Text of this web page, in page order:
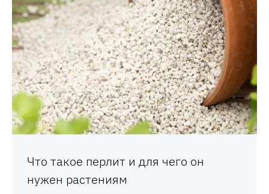
Что такое перлит и для чего он
нужен растениям